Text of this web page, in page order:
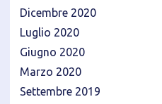
Dicembre 2020
Luglio 2020
Giugno 2020
Marzo 2020
Settembre 2019